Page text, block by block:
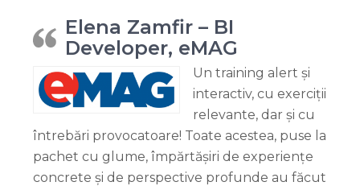
Elena Zamfir – BI
Developer, eMAG
Un training alert și
interactiv, cu exerciții
relevante, dar și cu
întrebări provocatoare! Toate acestea, puse la
pachet cu glume, împărtășiri de experiențe
concrete și de perspective profunde au făcut